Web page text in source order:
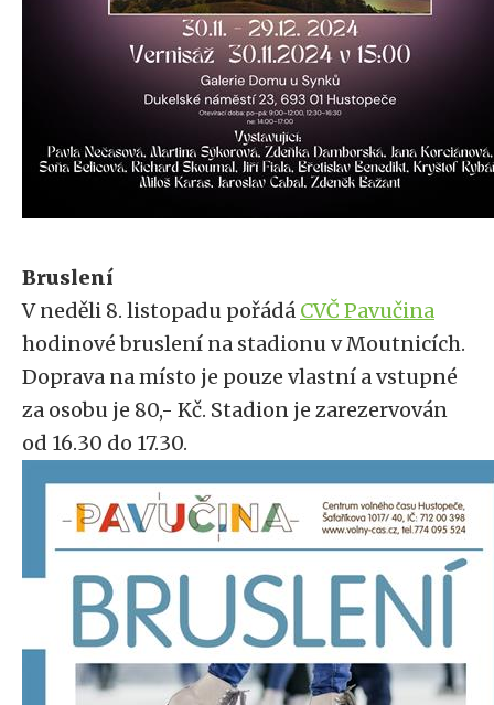
Bruslení
V neděli 8. listopadu pořádá CVČ Pavučina
hodinové bruslení na stadionu v Moutnicích.
Doprava na místo je pouze vlastní a vstupné
za osobu je 80,- Kč. Stadion je zarezervován
od 16.30 do 17.30.